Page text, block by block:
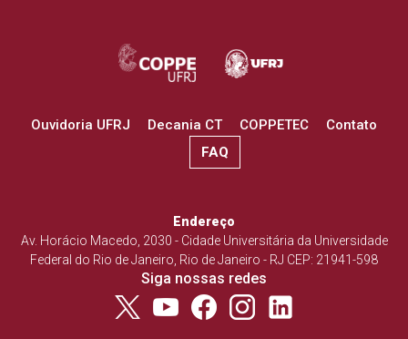
Ouvidoria UFRJ Decania CT COPPETEC
Contato
FAQ
Endereço
Av. Horácio Macedo, 2030 - Cidade Universitária da Universidade
Federal do Rio de Janeiro, Rio de Janeiro - RJ CEP: 21941-598
Siga nossas redes